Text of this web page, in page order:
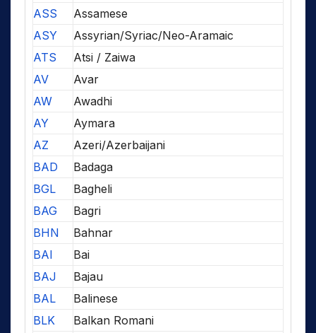
ASS
Assamese
ASY
Assyrian/Syriac/Neo-Aramaic
ATS
Atsi / Zaiwa
AV
Avar
AW
Awadhi
AY
Aymara
AZ
Azeri/Azerbaijani
BAD
Badaga
BGL
Bagheli
BAG
Bagri
BHN
Bahnar
BAI
Bai
BAJ
Bajau
BAL
Balinese
BLK
Balkan Romani